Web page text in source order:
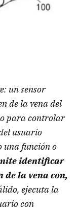
un sensor
de la vena del
para controlar
usuario
una función o
identificar
la vena con,
ejecuta la
con